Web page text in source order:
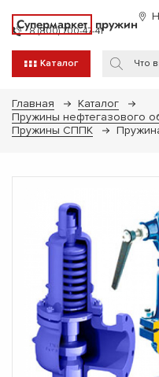
Супермаркет пружин
8 (800) 700-47-41
Каталог
Главная
Каталог
Пружины нефтегазового
Пружины СППК